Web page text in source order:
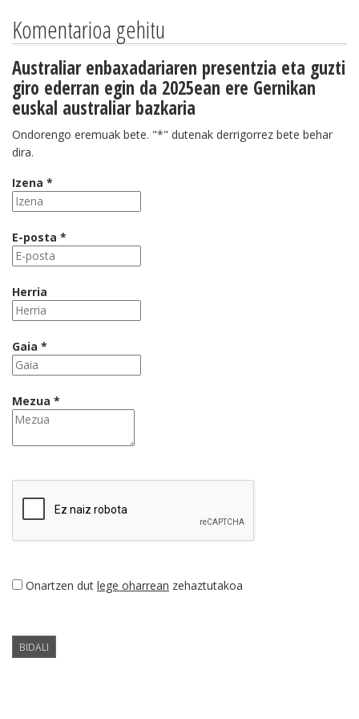
Komentarioa gehitu
Australiar enbaxadariaren presentzia eta guzti
giro ederran egin da 2025ean ere Gernikan
euskal australiar bazkaria
Ondorengo eremuak bete. "*" dutenak derrigorrez bete behar
dira.
Izena *
E-posta *
Herria
Gaia *
Mezua *
Onartzen dut lege oharrean zehaztutakoa
BIDALI